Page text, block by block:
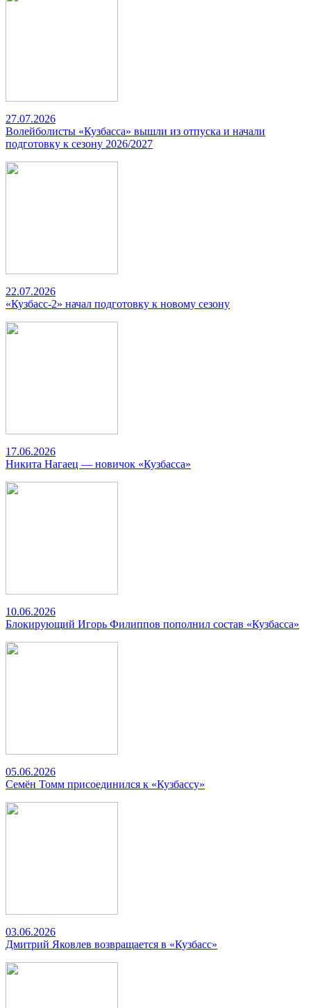
27.07.2026
Волейболисты «Кузбасса» вышли из отпуска и начали
подготовку к сезону 2026/2027
22.07.2026
«Кузбасс-2» начал подготовку к новому сезону
17.06.2026
Никита Нагаец — новичок «Кузбасса»
10.06.2026
Блокирующий Игорь Филиппов пополнил состав «Кузбасса»
05.06.2026
Семён Томм присоединился к «Кузбассу»
03.06.2026
Дмитрий Яковлев возвращается в «Кузбасс»